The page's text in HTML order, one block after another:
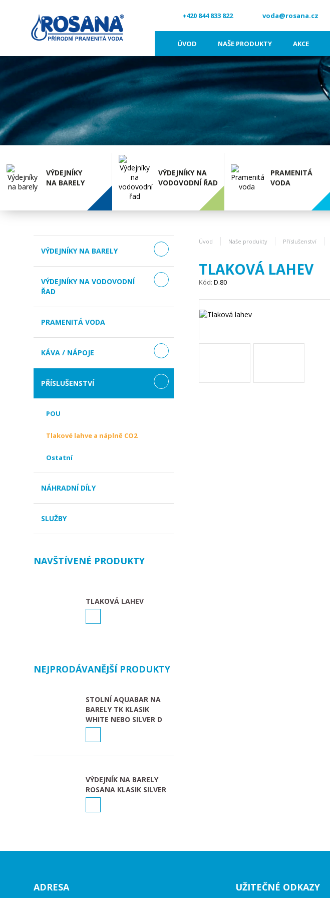
+420 844 833 822 voda@rosana.cz
ÚVOD NAŠE PRODUKTY AKCE
VÝDEJNÍKY
NA BARELY
VÝDEJNÍKY NA
VODOVODNÍ ŘAD
PRAMENITÁ
VODA
VÝDEJNÍKY NA BARELY
VÝDEJNÍKY NA VODOVODNÍ
ŘAD
PRAMENITÁ VODA
KÁVA / NÁPOJE
PŘÍSLUŠENSTVÍ
POU
Tlakové lahve a náplně CO2
Ostatní
NÁHRADNÍ DÍLY
SLUŽBY
NAVŠTÍVENÉ PRODUKTY
TLAKOVÁ LAHEV
NEJPRODÁVANĚJŠÍ PRODUKTY
STOLNÍ AQUABAR NA
BARELY TK KLASIK
WHITE NEBO SILVER D
VÝDEJNÍK NA BARELY
ROSANA KLASIK SILVER
Úvod Naše produkty Příslušenství
TLAKOVÁ LAHEV
Kód:D.80
ADRESA UŽITEČNÉ ODKAZY